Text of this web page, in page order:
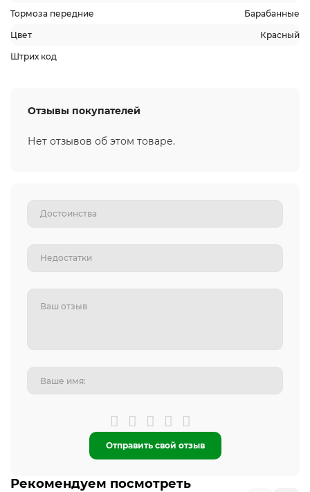
Тормоза передние Барабанные
Цвет Красный
Штрих код
Отзывы покупателей
Нет отзывов об этом товаре.
Отправить свой отзыв
Рекомендуем посмотреть